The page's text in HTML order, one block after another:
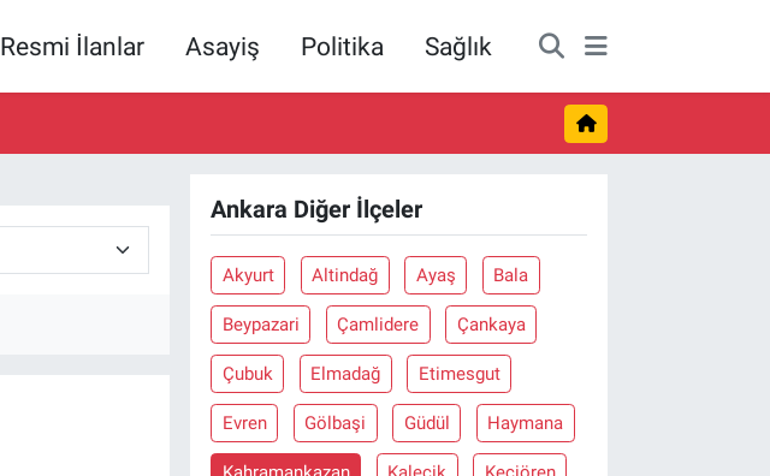
Resmi İlanlar Asayiş Politika Sağlık
Ankara Diğer İlçeler
Akyurt Altindağ Ayaş Bala
Beypazari Çamlidere Çankaya
Çubuk Elmadağ Etimesgut
Evren Gölbaşi Güdül Haymana